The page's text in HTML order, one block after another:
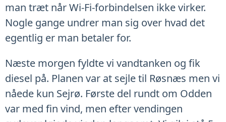
man træt når Wi-Fi-forbindelsen ikke virker.
Nogle gange undrer man sig over hvad det
egentlig er man betaler for.
Næste morgen fyldte vi vandtanken og fik
diesel på. Planen var at sejle til Røsnæs men vi
nåede kun Sejrø. Første del rundt om Odden
var med fin vind, men efter vendingen